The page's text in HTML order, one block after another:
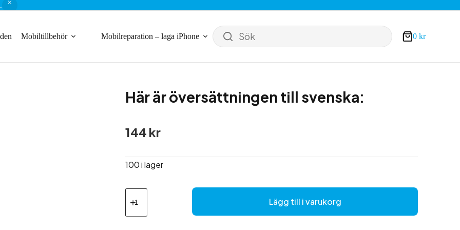
Mobiltillbehör Mobilreparation – laga iPhone Sök Varukorg
0 kr
Här är översättningen till svenska:
144 kr
100 i lager
Här
är
Lägg till i varukorg